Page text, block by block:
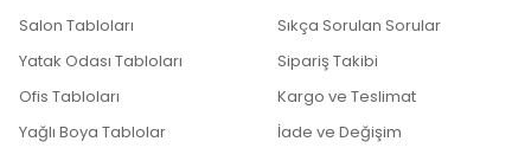
Salon Tabloları
Yatak Odası Tabloları
Ofis Tabloları
Yağlı Boya Tablolar
Sıkça Sorulan Sorular
Sipariş Takibi
Kargo ve Teslimat
İade ve Değişim